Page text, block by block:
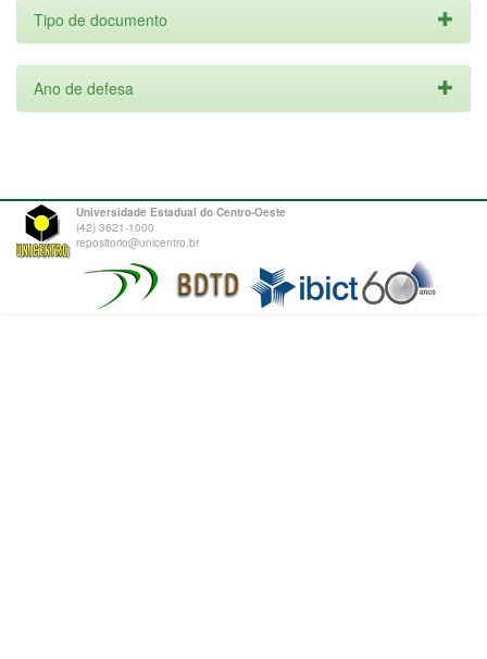
Tipo de documento
Ano de defesa
Universidade Estadual do Centro-Oeste
(42) 3621-1000
repositorio@unicentro.br